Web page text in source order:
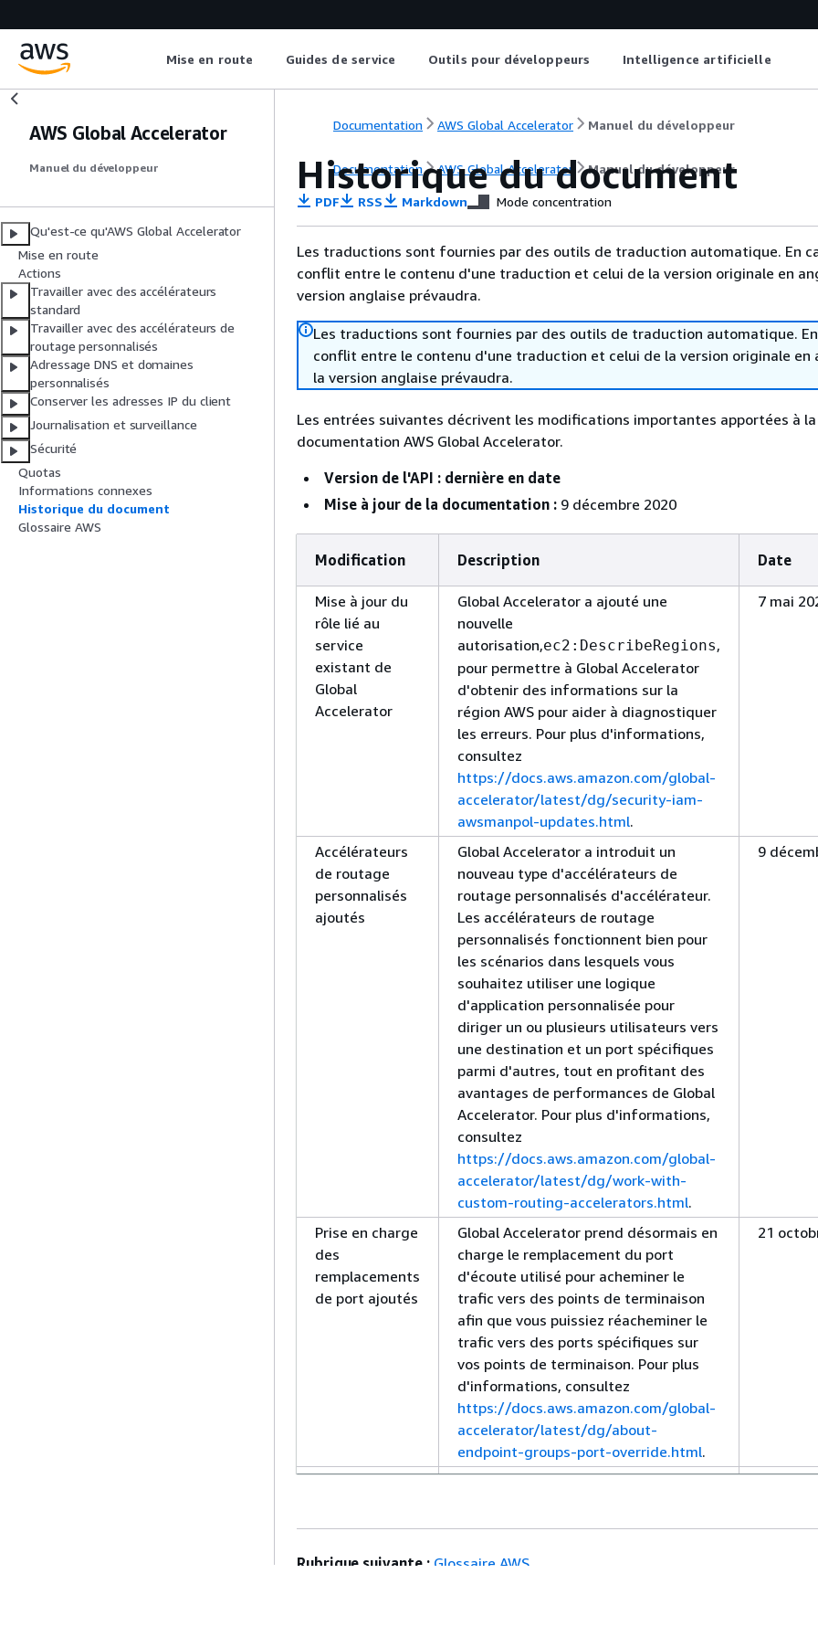
Mise en route Guides de service Outils pour développeurs Intelligence artificielle
AWS Global Accelerator
Manuel du développeur
Qu'est-ce qu'AWS Global Accelerator
Mise en route
Actions
Travailler avec des accélérateurs
standard
Travailler avec des accélérateurs de
routage personnalisés
Adressage DNS et domaines
personnalisés
Conserver les adresses IP du client
Journalisation et surveillance
Sécurité
Quotas
Informations connexes
Historique du document
Glossaire AWS
Documentation AWS Global Accelerator Manuel du développeur
Documentation AWS Global Accelerator Manuel du développeur
Historique du document
PDF RSS Markdown Mode concentration
Les traductions sont fournies par des outils de traduction automatique. En
conflit entre le contenu d'une traduction et celui de la version originale en
version anglaise prévaudra.
Les traductions sont fournies par des outils de traduction automatique.
conflit entre le contenu d'une traduction et celui de la version originale en
la version anglaise prévaudra.
Les entrées suivantes décrivent les modifications importantes apportées à la
documentation AWS Global Accelerator.
Version de l'API : dernière en date
Mise à jour de la documentation : 9 décembre 2020
Modification Description Date
Mise à jour du
rôle lié au
service
existant de
Global
Accelerator
Global Accelerator a ajouté une
nouvelle
autorisation,ec2:DescribeRegions,
pour permettre à Global Accelerator
d'obtenir des informations sur la
région AWS pour aider à diagnostiquer
les erreurs. Pour plus d'informations,
consultez
https://docs.aws.amazon.com/global-
accelerator/latest/dg/security-iam-
awsmanpol-updates.html.
7 mai
Accélérateurs
de routage
personnalisés
ajoutés
Global Accelerator a introduit un
nouveau type d'accélérateurs de
routage personnalisés d'accélérateur.
Les accélérateurs de routage
personnalisés fonctionnent bien pour
les scénarios dans lesquels vous
souhaitez utiliser une logique
d'application personnalisée pour
diriger un ou plusieurs utilisateurs vers
une destination et un port spécifiques
parmi d'autres, tout en profitant des
avantages de performances de Global
Accelerator. Pour plus d'informations,
consultez
https://docs.aws.amazon.com/global-
accelerator/latest/dg/work-with-
custom-routing-accelerators.html.
9
Prise en charge
des
remplacements
de port ajoutés
Global Accelerator prend désormais en
charge le remplacement du port
d'écoute utilisé pour acheminer le
trafic vers des points de terminaison
afin que vous puissiez réacheminer le
trafic vers des ports spécifiques sur
vos points de terminaison. Pour plus
d'informations, consultez
https://docs.aws.amazon.com/global-
accelerator/latest/dg/about-
endpoint-groups-port-override.html.
21
régions
(Milan). Pour plus d'informations,
https://docs.aws.amazon.com/global-
Rubrique suivante : Glossaire AWS